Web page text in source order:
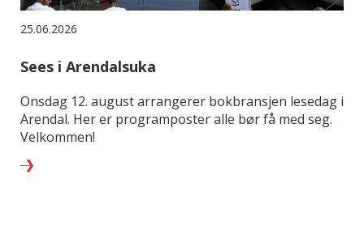
25.06.2026
Sees i Arendalsuka
Onsdag 12. august arrangerer bokbransjen lesedag i
Arendal. Her er programposter alle bør få med seg.
Velkommen!